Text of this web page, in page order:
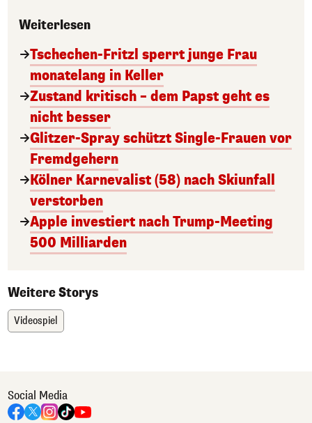
Weiterlesen
Tschechen-Fritzl sperrt junge Frau
monatelang in Keller
Zustand kritisch – dem Papst geht es
nicht besser
Glitzer-Spray schützt Single-Frauen vor
Fremdgehern
Kölner Karnevalist (58) nach Skiunfall
verstorben
Apple investiert nach Trump-Meeting
500 Milliarden
Weitere Storys
Videospiel
Social Media